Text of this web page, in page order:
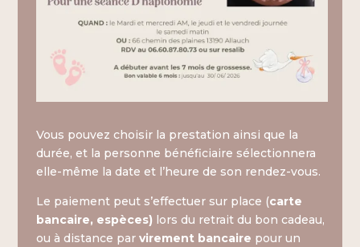
Vous pouvez choisir la prestation ainsi que la
durée, et la personne bénéficiaire sélectionnera
elle-même la date et l’heure de son rendez-vous.
Le paiement peut s’effectuer sur place (carte
bancaire, espèces) lors du retrait du bon cadeau,
ou à distance parvirement bancaire pour un